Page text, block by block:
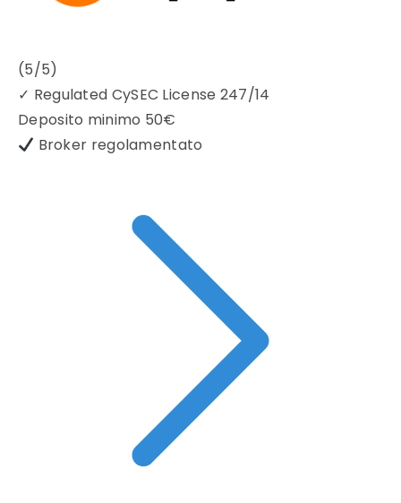
(5/5)
✓ Regulated CySEC License 247/14
Deposito minimo 50€
Broker regolamentato